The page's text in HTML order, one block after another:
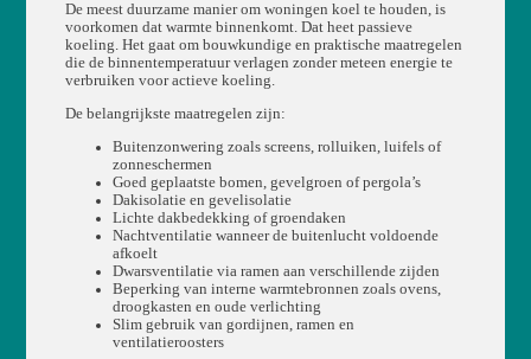
De meest duurzame manier om woningen koel te houden, is
voorkomen dat warmte binnenkomt. Dat heet passieve
koeling. Het gaat om bouwkundige en praktische maatregelen
die de binnentemperatuur verlagen zonder meteen energie te
verbruiken voor actieve koeling.
De belangrijkste maatregelen zijn:
Buitenzonwering zoals screens, rolluiken, luifels of
zonneschermen
Goed geplaatste bomen, gevelgroen of pergola’s
Dakisolatie en gevelisolatie
Lichte dakbedekking of groendaken
Nachtventilatie wanneer de buitenlucht voldoende
afkoelt
Dwarsventilatie via ramen aan verschillende zijden
Beperking van interne warmtebronnen zoals ovens,
droogkasten en oude verlichting
Slim gebruik van gordijnen, ramen en
ventilatieroosters